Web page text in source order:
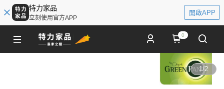
特力家品
立刻使用官方APP
開啟APP
0
1/2